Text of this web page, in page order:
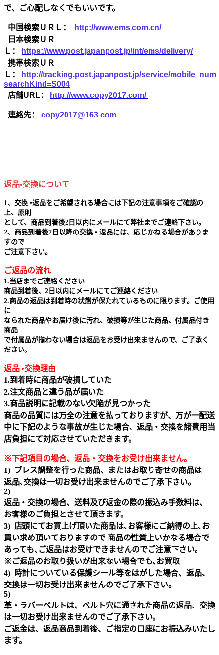
で、ご心配しなくでもいいです。
中国検索ＵＲＬ：
http://www.ems.com.cn/
日本検索ＵＲ
Ｌ：
https://www.post.japanpost.jp/int/ems/delivery/
携帯検索ＵＲ
Ｌ：
http://tracking.post.japanpost.jp/service/
searchKind=S004
店舗URL：
http://www.copy2017.com/
連絡先： copy2017@163.com
返品•交換について
1、交換 •返品をご希望される場合には下記の注意事項をご確認の
上、原則
として、商品到着後2日以内にメールにて弊社までご連絡下さい。
2、商品到着後7日以降の交換 • 返品には、応じかねる場合がありま
すので
ご注意下さい。
ご返品の流れ
1.当店までご連絡ください
商品到着後、2日以内にメールにてご連絡ください
2.商品の返品は到着時の状態が保たれているものに限ります。ご使用
に
なられた商品やお届け後に汚れ、破損等が生じた商品、付属品付き
商品
で付属品が揃わない場合は返品をお受け出来ませんので、ご了承く
ださい。
返品 •交換理由
1.到着時に商品が破損していた
2.注文商品と違う品が届いた
3.商品説明に記載のない欠陥が見つかった
商品の品質には万全の注意を払っておりますが、万が一配送
中に下記のような事故が生じた場合、返品・交換を諸費用当
店負担にて対応させていただきます。
※下記項目の場合、返品・交換をお受け出来ません｡
1) ブレス調整を行った商品、またはお取り寄せの商品は
返品､交換は一切お受け出来ませんのでご了承下さい。
2)
返品・交換の場合、送料及び返金の際の振込み手数料は、
お客様のご負担とさせて頂きます。
3) 店頭にてお買上げ頂いた商品は､お客様にご納得の上､お
買い求め頂いておりますので 商品の性質上いかなる場合で
あっても､ご返品はお受けできませんのでご注意下さい｡
※ご返品のお取り扱いが出来ない場合でも､お買取
4) 時計についている保護シール等をはがした場合、返品、
交換は一切お受け出来ませんのでご了承下さい。
5)
革・ラバーベルトは、ベルト穴に通された商品の返品、交換
は一切お受け出来ませんのでご了承下さい。
ご返金は、返品商品到着後、ご指定の口座にお振込みいたし
ます。